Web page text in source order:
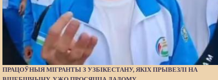
ПРАЦОЎНЫЯ МІГРАНТЫ З УЗБІКЕСТАНУ, ЯКІХ ПРЫВЕЗЛІ НА